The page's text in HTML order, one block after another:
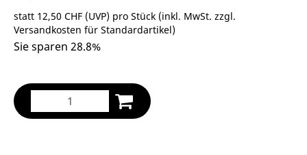
statt 12,50 CHF (UVP) pro Stück (inkl. MwSt. zzgl.
Versandkosten für Standardartikel)
Sie sparen 28.8%